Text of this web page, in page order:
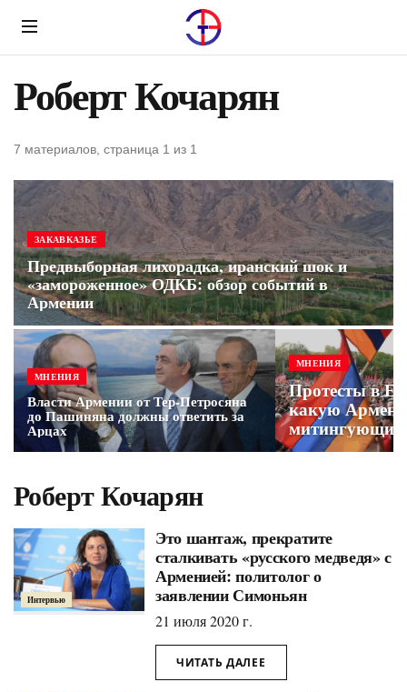
Menu
Роберт Кочарян
7 материалов, страница 1 из 1
ЗАКАВКАЗЬЕ
Предвыборная лихорадка, иранский шок и
«замороженное» ОДКБ: обзор событий в
Армении
МНЕНИЯ
Власти Армении от Тер-Петросяна
до Пашиняна должны ответить за
Арцах
МНЕНИЯ
Протесты в
какую
митингующие
Роберт Кочарян
Интервью
Это шантаж, прекратите
сталкивать «русского медведя» с
Арменией: политолог о
заявлении Симоньян
21 июля 2020 г.
ЧИТАТЬ ДАЛЕЕ